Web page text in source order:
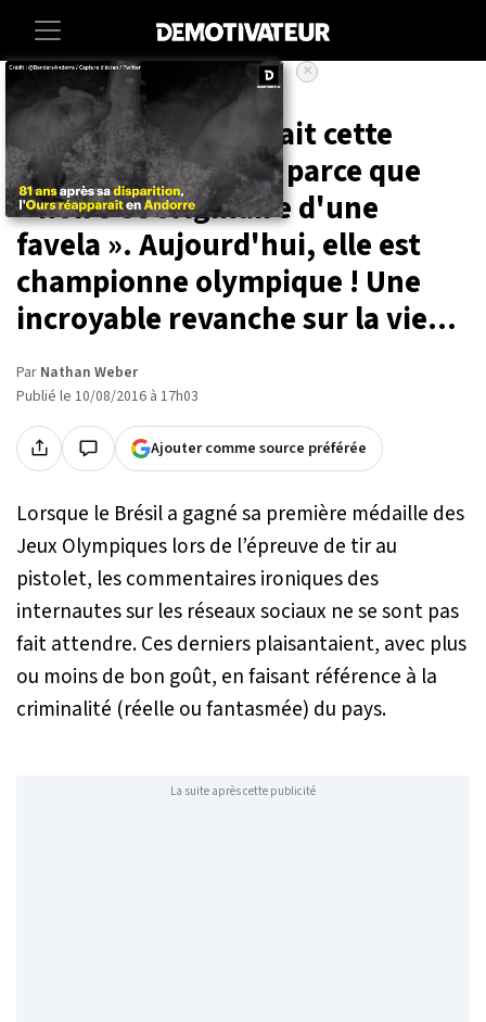
Accueil Societe Sport
Il y a 4 ans, on traitait cette
athlète de « singe » parce que
« noire et originaire d'une
favela ». Aujourd'hui, elle est
championne olympique ! Une
incroyable revanche sur la vie...
Par Nathan Weber
Publié le 10/08/2016 à 17h03
Ajouter comme source préférée
Lorsque le Brésil a gagné sa première médaille des
Jeux Olympiques lors de l’épreuve de tir au
pistolet, les commentaires ironiques des
internautes sur les réseaux sociaux ne se sont pas
fait attendre. Ces derniers plaisantaient, avec plus
ou moins de bon goût, en faisant référence à la
criminalité (réelle ou fantasmée) du pays.
La suite après cette publicité
×